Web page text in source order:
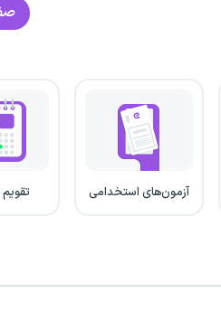
آزمون‌های استخدامی